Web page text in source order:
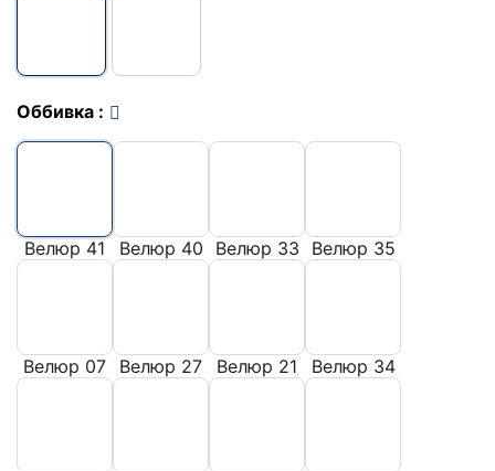
Оббивка :
Велюр 41 Велюр 40 Велюр 33 Велюр 35
Велюр 07 Велюр 27 Велюр 21 Велюр 34